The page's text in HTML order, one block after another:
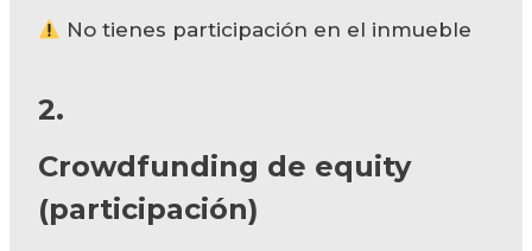
No tienes participación en el inmueble
2.
Crowdfunding de equity
(participación)